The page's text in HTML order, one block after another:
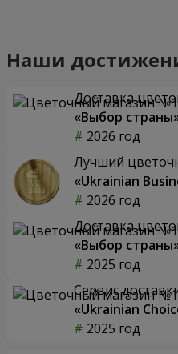
Наши
Доставка
«Выбор
2026 год
Лучший
«Ukrainian
2026 год
Доставка
«Выбор
2025 год
Сервис
«Ukrainian
2025 год